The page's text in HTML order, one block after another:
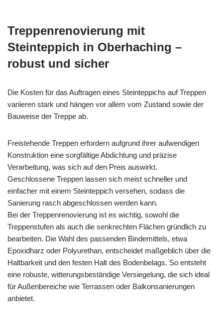
Treppenrenovierung mit
Steinteppich in Oberhaching –
robust und sicher
Die Kosten für das Auftragen eines Steinteppichs auf Treppen
variieren stark und hängen vor allem vom Zustand sowie der
Bauweise der Treppe ab.
Freistehende Treppen erfordern aufgrund ihrer aufwendigen
Konstruktion eine sorgfältige Abdichtung und präzise
Verarbeitung, was sich auf den Preis auswirkt.
Geschlossene Treppen lassen sich meist schneller und
einfacher mit einem Steinteppich versehen, sodass die
Sanierung rasch abgeschlossen werden kann.
Bei der Treppenrenovierung ist es wichtig, sowohl die
Treppenstufen als auch die senkrechten Flächen gründlich zu
bearbeiten. Die Wahl des passenden Bindemittels, etwa
Epoxidharz oder Polyurethan, entscheidet maßgeblich über die
Haltbarkeit und den festen Halt des Bodenbelags. So entsteht
eine robuste, witterungsbeständige Versiegelung, die sich ideal
für Außenbereiche wie Terrassen oder Balkonsanierungen
anbietet.